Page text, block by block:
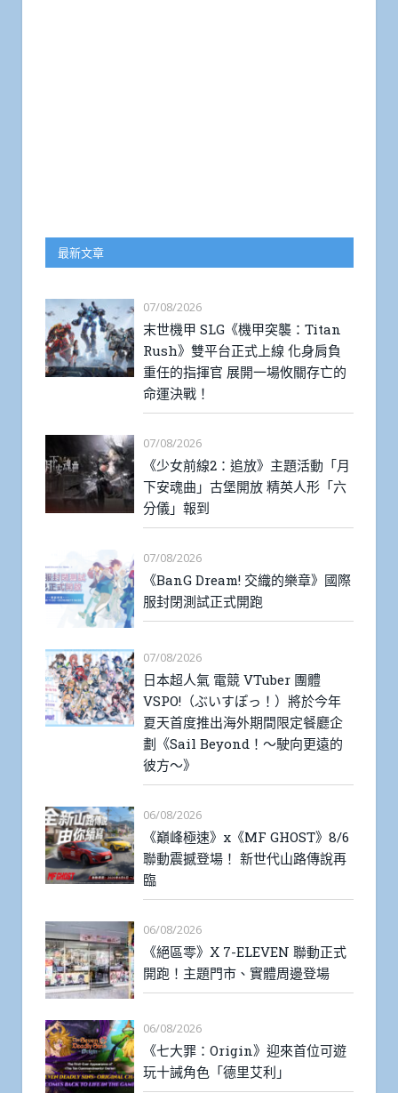
最新文章
07/08/2026
末世機甲 SLG《機甲突襲：Titan
Rush》雙平台正式上線 化身肩負
重任的指揮官 展開一場攸關存亡的
命運決戰！
07/08/2026
《少女前線2：追放》主題活動「月
下安魂曲」古堡開放 精英人形「六
分儀」報到
07/08/2026
《BanG Dream! 交織的樂章》國際
服封閉測試正式開跑
07/08/2026
日本超人氣 電競 VTuber 團體
VSPO!（ぶいすぽっ！）將於今年
夏天首度推出海外期間限定餐廳企
劃《Sail Beyond！～駛向更遠的
彼方～》
06/08/2026
《巔峰極速》x《MF GHOST》8/6
聯動震撼登場！ 新世代山路傳說再
臨
06/08/2026
《絕區零》X 7-ELEVEN 聯動正式
開跑！主題門市、實體周邊登場
06/08/2026
《七大罪：Origin》迎來首位可遊
玩十誡角色「德里艾利」